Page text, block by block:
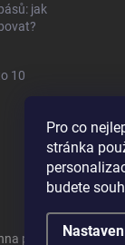
Pro co
stránka
budete
jak
10
práva vyhrazena.